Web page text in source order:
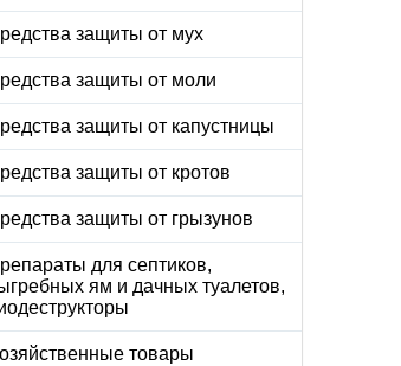
защиты от мух
защиты от моли
защиты от капустницы
защиты от кротов
защиты от грызунов
для септиков,
ям и дачных туалетов,
товары